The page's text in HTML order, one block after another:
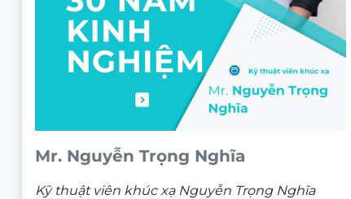
Mr. Nguyễn Trọng Nghĩa
Kỹ thuật viên khúc xạ Nguyễn Trọng Nghĩa